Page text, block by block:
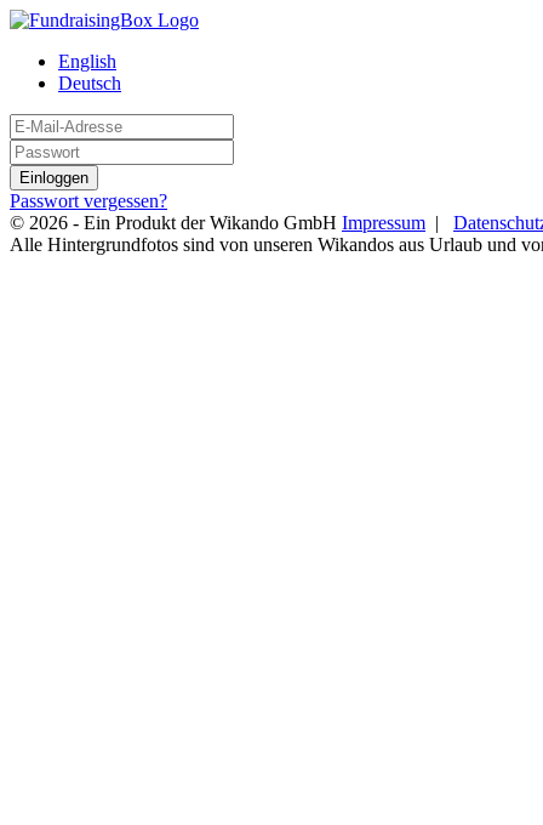
English
Deutsch
Einloggen
Passwort vergessen?
© 2026 - Ein Produkt der Wikando GmbH Impressum |
Alle Hintergrundfotos sind von unseren Wikandos aus Urlaub und